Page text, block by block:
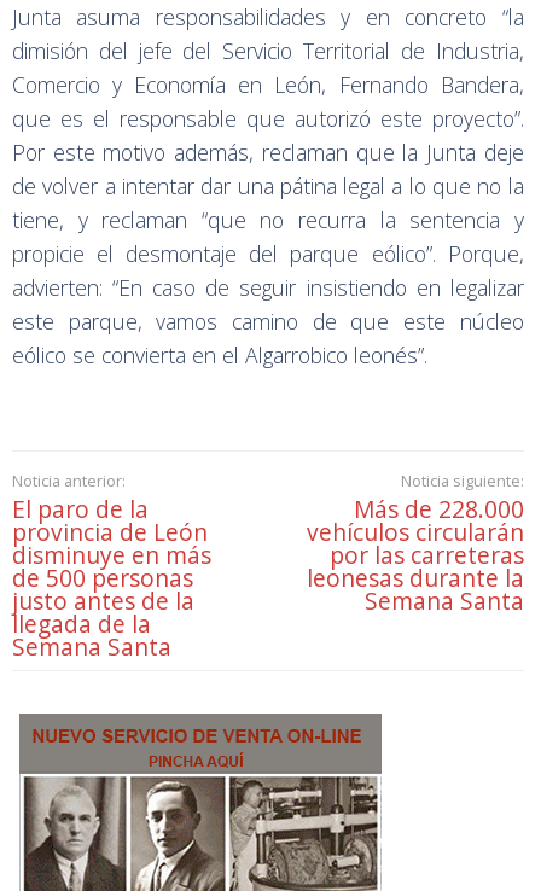
Junta asuma responsabilidades y en concreto “la
dimisión del jefe del Servicio Territorial de Industria,
Comercio y Economía en León, Fernando Bandera,
que es el responsable que autorizó este proyecto”.
Por este motivo además, reclaman que la Junta deje
de volver a intentar dar una pátina legal a lo que no la
tiene, y reclaman “que no recurra la sentencia y
propicie el desmontaje del parque eólico”. Porque,
advierten: “En caso de seguir insistiendo en legalizar
este parque, vamos camino de que este núcleo
eólico se convierta en el Algarrobico leonés”.
Noticia anterior:
El paro de la
provincia de León
disminuye en más
de 500 personas
justo antes de la
llegada de la
Semana Santa
Noticia siguiente:
Más de 228.000
vehículos circularán
por las carreteras
leonesas durante la
Semana Santa